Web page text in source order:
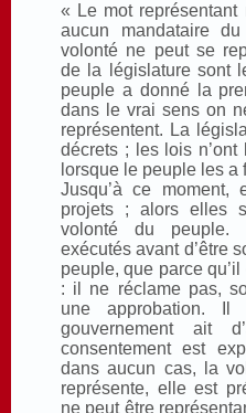
« Le mot
aucun mandataire
volonté ne peut se
de la législature sont
peuple a donné la
dans le vrai sens on
représentent. La
décrets ; les lois
lorsque le peuple les a
Jusqu’à ce moment,
projets ; alors elles
volonté du peuple.
exécutés avant d’être
peuple, que parce
: il ne réclame pas,
une approbation. Il
gouvernement ait
consentement est
dans aucun cas, la
représente, elle est
ne peut être